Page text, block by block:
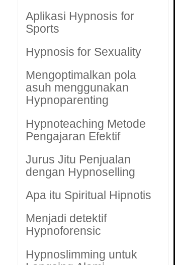
Aplikasi Hypnosis for
Sports
Hypnosis for Sexuality
Mengoptimalkan pola
asuh menggunakan
Hypnoparenting
Hypnoteaching Metode
Pengajaran Efektif
Jurus Jitu Penjualan
dengan Hypnoselling
Apa itu Spiritual Hipnotis
Menjadi detektif
Hypnoforensic
Hypnoslimming untuk